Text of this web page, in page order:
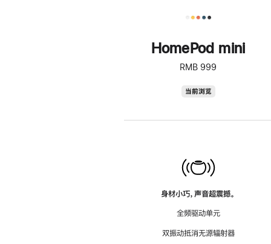
HomePod mini
RMB 999
当前浏览
身材小巧，声音超震撼。
全频驱动单元
双振动抵消无源辐射器